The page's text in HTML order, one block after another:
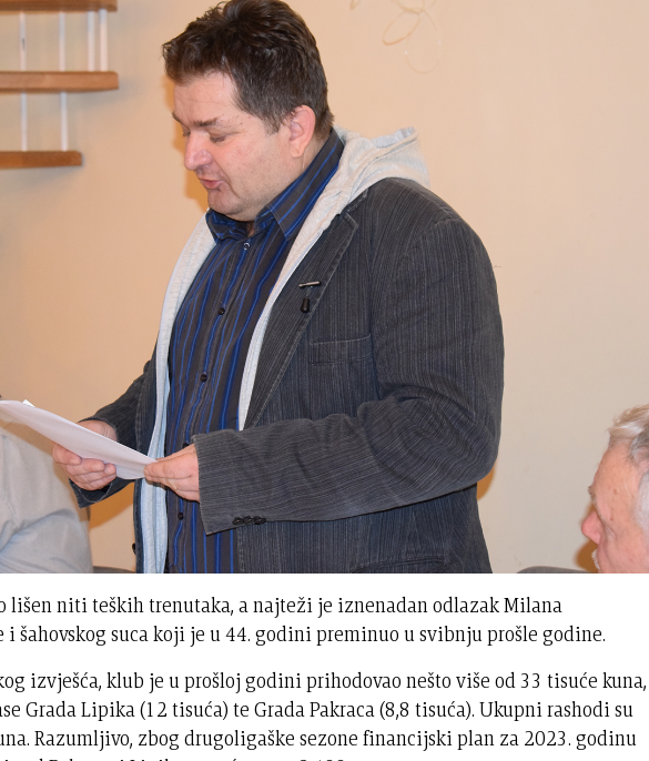
lišen niti teških trenutaka, a najteži je iznenadan odlazak Milana
i šahovskog suca koji je u 44. godini preminuo u svibnju prošle godine.
izvješća, klub je u prošloj godini prihodovao nešto više od 33 tisuće kuna,
Grada Lipika (12 tisuća) te Grada Pakraca (8,8 tisuća). Ukupni rashodi su
Razumljivo, zbog drugoligaške sezone financijski plan za 2023. godinu